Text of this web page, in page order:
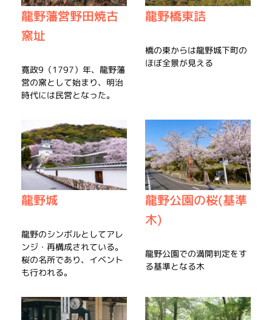
龍野藩営野田焼古
窯址
寛政9（1797）年、龍野藩
営の窯として始まり、明治
時代には民営となった。
龍野橋東詰
橋の東からは龍野城下町の
ほぼ全景が見える
龍野城
龍野のシンボルとしてアレ
ンジ・再構成されている。
桜の名所であり、イベント
も行われる。
龍野公園の桜(基準
木)
龍野公園での満開判定をす
る基準となる木